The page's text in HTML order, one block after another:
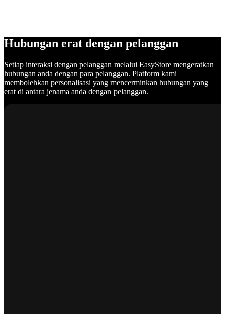
Hubungan erat dengan pelanggan
Setiap interaksi dengan pelanggan melalui EasyStore mengeratkan
hubungan anda dengan para pelanggan. Platform kami
membolehkan personalisasi yang mencerminkan hubungan yang
erat di antara jenama anda dengan pelanggan.